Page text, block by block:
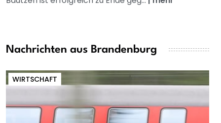
Nachrichten aus Brandenburg
WIRTSCHAFT